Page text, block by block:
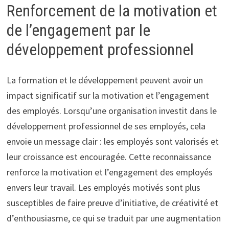
Renforcement de la motivation et
de l’engagement par le
développement professionnel
La formation et le développement peuvent avoir un
impact significatif sur la motivation et l’engagement
des employés. Lorsqu’une organisation investit dans le
développement professionnel de ses employés, cela
envoie un message clair : les employés sont valorisés et
leur croissance est encouragée. Cette reconnaissance
renforce la motivation et l’engagement des employés
envers leur travail. Les employés motivés sont plus
susceptibles de faire preuve d’initiative, de créativité et
d’enthousiasme, ce qui se traduit par une augmentation